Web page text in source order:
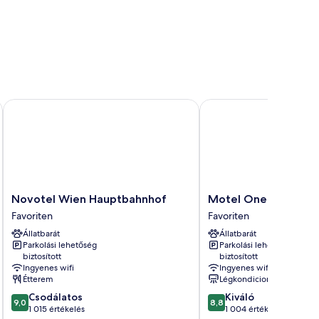
Novotel
Wien
Hauptbahnhof
Favoriten
Novotel Wien Hauptbahnhof
Favoriten
Állatbarát
Parkolási lehetőség
biztosított
Ingyenes wifi
Étterem
9.0
ennyiből:
9,0 Csodálatos
1 015 értékelés
Novotel Wien Hauptbahnhof
Motel
One
Wien-
Hauptbahnhof
Favoriten
Motel One Wien-
Favoriten
Állatbarát
Parkolási lehetőség
biztosított
Ingyenes wifi
Légkondicionálás
8.8
ennyiből:
8,8 Kiváló
1 004 értékelés
Motel One Wien-